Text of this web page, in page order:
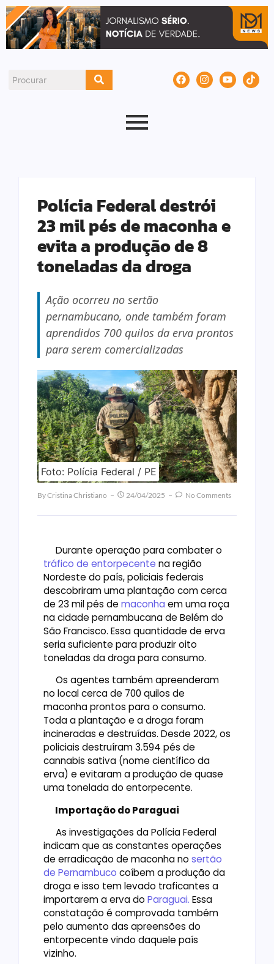
Polícia Federal destrói
23 mil pés de maconha e
evita a produção de 8
toneladas da droga
Ação ocorreu no sertão
pernambucano, onde também foram
aprendidos 700 quilos da erva prontos
para serem comercializadas
Foto: Polícia Federal / PE
ByCristina Christiano 24/04/2025 No Comments
Durante operação para combater o
tráfico de entorpecente na região
Nordeste do país, policiais federais
descobriram uma plantação com cerca
de 23 mil pés de maconha em uma roça
na cidade pernambucana de Belém do
São Francisco. Essa quantidade de erva
seria suficiente para produzir oito
toneladas da droga para consumo.
Os agentes também apreenderam
no local cerca de 700 quilos de
maconha prontos para o consumo.
Toda a plantação e a droga foram
incineradas e destruídas. Desde 2022, os
policiais destruíram 3.594 pés de
cannabis sativa (nome científico da
erva) e evitaram a produção de quase
uma tonelada do entorpecente.
Importação do Paraguai
As investigações da Polícia Federal
indicam que as constantes operações
de erradicação de maconha no sertão
de Pernambuco coíbem a produção da
droga e isso tem levado traficantes a
importarem a erva do Paraguai. Essa
constatação é comprovada também
pelo aumento das apreensões do
entorpecente vindo daquele país
vizinho.